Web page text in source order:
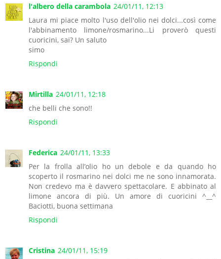
l'albero della carambola 24/01/11, 12:13
Laura mi piace molto l'uso dell'olio nei dolci...così come
l'abbinamento limone/rosmarino...Li proverò questi
cuoricini, sai? Un saluto
simo
Rispondi
Mirtilla 24/01/11, 12:18
che belli che sono!!
Rispondi
Federica 24/01/11, 13:33
Per la frolla all’olio ho un debole e da quando ho
scoperto il rosmarino nei dolci me ne sono innamorata.
Non credevo ma è davvero spettacolare. E abbinato al
limone ancora di più. Un amore di cuoricini ^__^
Baciotti, buona settimana
Rispondi
Cristina 24/01/11, 15:19